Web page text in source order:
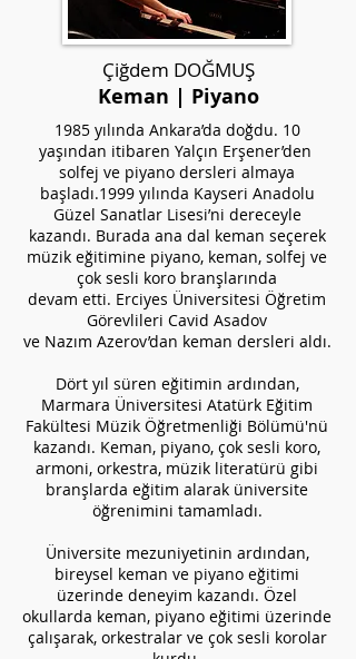
Çiğdem DOĞMUŞ
Keman | Piyano
1985 yılında Ankara’da doğdu. 10
yaşından itibaren Yalçın Erşener’den
solfej ve piyano dersleri almaya
başladı.1999 yılında Kayseri Anadolu
Güzel Sanatlar Lisesi’ni dereceyle
kazandı. Burada ana dal keman seçerek
müzik eğitimine piyano, keman, solfej ve
çok sesli koro branşlarında
devam etti. Erciyes Üniversitesi Öğretim
Görevlileri Cavid Asadov
ve Nazım Azerov’dan keman dersleri aldı.
Dört yıl süren eğitimin ardından,
Marmara Üniversitesi Atatürk Eğitim
Fakültesi Müzik Öğretmenliği Bölümü'nü
kazandı. Keman, piyano, çok sesli koro,
armoni, orkestra, müzik literatürü gibi
branşlarda eğitim alarak üniversite
öğrenimini tamamladı.
Üniversite mezuniyetinin ardından,
bireysel keman ve piyano eğitimi
üzerinde deneyim kazandı. Özel
okullarda keman, piyano eğitimi üzerinde
çalışarak, orkestralar ve çok sesli korolar